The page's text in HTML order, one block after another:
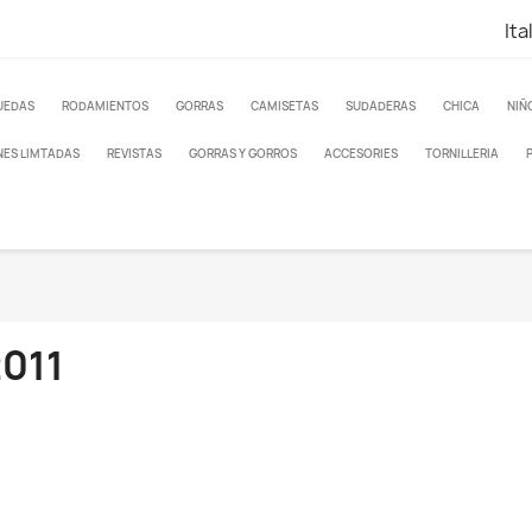
RODAMIENTOS GORRAS CAMISETAS SUDADERAS CHICA
LIMTADAS REVISTAS GORRAS Y GORROS ACCESORIES TORNILLERIA